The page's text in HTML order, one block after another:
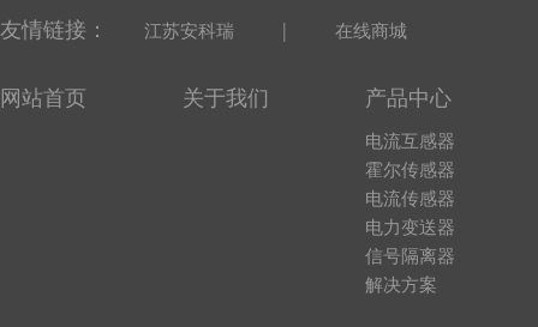
友情链接： 江苏安科瑞 | 在线商城
网站首页 关于我们 产品中心
电流互感器
霍尔传感器
电流传感器
电力变送器
信号隔离器
解决方案